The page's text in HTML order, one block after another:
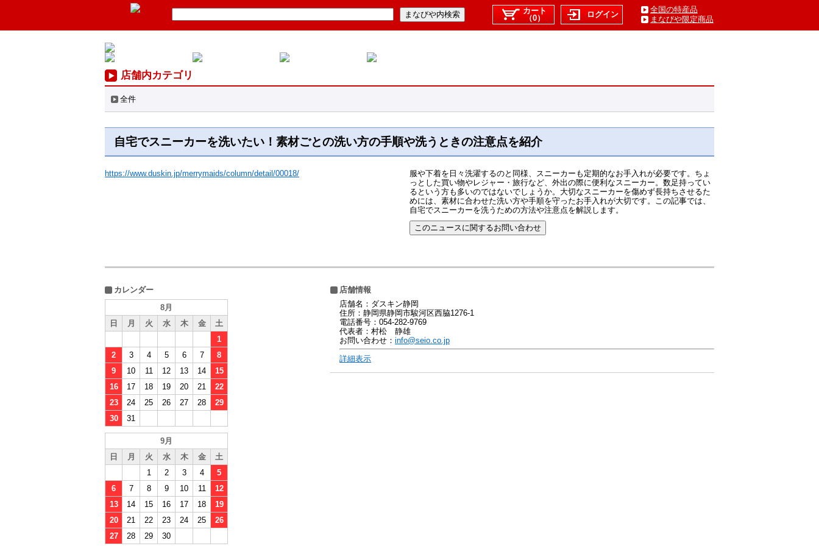
カート
（0）
ログイン
全国の特産品
まなびや限定商品
店舗内カテゴリ
全件
自宅でスニーカーを洗いたい！素材ごとの洗い方の手順や洗うときの注意点を紹介
https://www.duskin.jp/merrymaids/column/detail/00018/
服や下着を日々洗濯するのと同様、スニーカーも定期的なお手入れが必要です。ちょ
っとした買い物やレジャー・旅行など、外出の際に便利なスニーカー。数足持ってい
るという方も多いのではないでしょうか。大切なスニーカーを傷めず長持ちさせるた
めには、素材に合わせた洗い方や手順を守ったお手入れが大切です。この記事では、
自宅でスニーカーを洗うための方法や注意点を解説します。
カレンダー
8月
日
月 火 水 木 金
土
1
2
3 4 5 6 7
8
9
10 11 12 13 14
15
16
17 18 19 20 21
22
23
24 25 26 27 28
29
30
31
9月
日
月 火 水 木 金
土
1
2 3 4
5
6
7 8 9 10 11
12
13
14 15 16 17 18
19
20
21 22 23 24 25
26
27
28 29 30
店舗情報
店舗名：ダスキン静岡
住所：静岡県静岡市駿河区西脇1276-1
電話番号：054-282-9769
代表者：村松 静雄
お問い合わせ： info@seio.co.jp
詳細表示